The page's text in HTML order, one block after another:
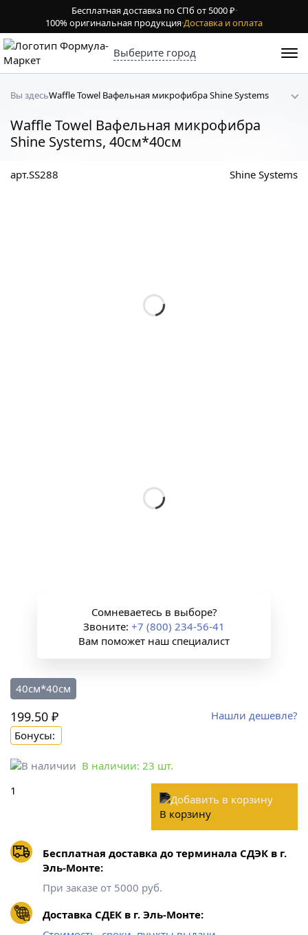
Бесплатная доставка по СПб от 5000 ₽·
100% оригинальная продукция·Доставка и оплата
Выберите город
Вы здесьWaffle Towel Вафельная микрофибра Shine Systems
Waffle Towel Вафельная микрофибра
Shine Systems, 40см*40см
арт.SS288 Shine Systems
Сомневаетесь в выборе?
Звоните: +7 (800) 234-56-41
Вам поможет наш специалист
40см*40см
199.50 ₽
Нашли дешевле?
Бонусы:
В наличии: 23 шт.
В корзину
Бесплатная доставка до терминала СДЭК в г.
Эль-Монте:
При заказе от 5000 руб.
Доставка СДЕК в г. Эль-Монте: